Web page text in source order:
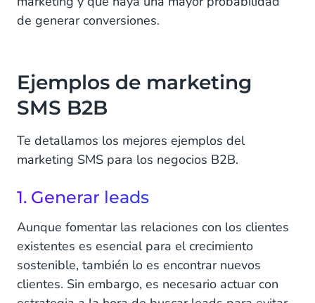
clientes
Empieza a usar el marketing SMS para B2B
de generar conversiones.
Ejemplos de marketing
SMS B2B
Te detallamos los mejores ejemplos del
marketing SMS para los negocios B2B.
1. Generar leads
Aunque fomentar las relaciones con los clientes
existentes es esencial para el crecimiento
sostenible, también lo es encontrar nuevos
clientes. Sin embargo, es necesario actuar con